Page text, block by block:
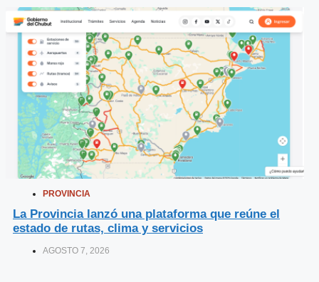
PROVINCIA
La Provincia lanzó una plataforma que reúne el
estado de rutas, clima y servicios
AGOSTO 7, 2026